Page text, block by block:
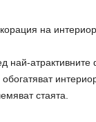
на
най-атрактивните
обогатяват
стаята.